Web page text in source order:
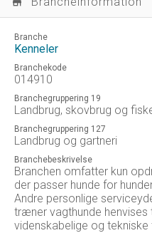
Branche
Kenneler
Branchekode
014910
Branchegruppering 19
Landbrug, skovbrug og
Branchegruppering 127
Landbrug og gartneri
Branchebeskrivelse
Branchen omfatter kun
der passer hunde for
Andre personlige
træner vagthunde henvises
videnskabelige og tekniske